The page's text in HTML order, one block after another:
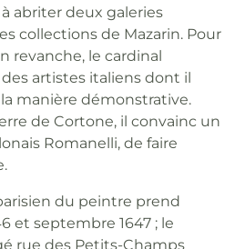
abriter deux galeries
collections de Mazarin. Pour
revanche, le cardinal
artistes italiens dont il
manière démonstrative.
de Cortone, il convainc un
Romanelli, de faire
du peintre prend
et septembre 1647 ; le
rue des Petits-Champs